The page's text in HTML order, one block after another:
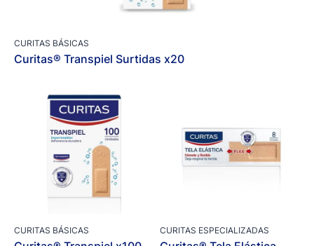
CURITAS BÁSICAS
Curitas® Transpiel Surtidas x20
CURITAS BÁSICAS CURITAS ESPECIALIZADAS